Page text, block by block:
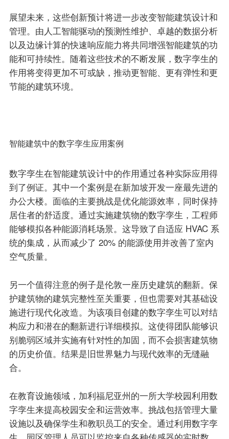
展望未来，这些创新预计将进一步改变智能建筑设计和
管理。由人工智能驱动的预测性维护、卓越的数据分析
以及边缘计算的快速响应能力将共同增强智能建筑的功
能和可持续性。随着这些技术的不断发展，数字孪生的
作用将变得更加不可或缺，推动更智能、更有弹性和更
节能的建筑环境。
智能建筑中的数字孪生应用案例
数字孪生在智能建筑设计中的作用通过各种实际应用得
到了例证。其中一个案例是在新加坡开发一座最先进的
办公大楼。面临的主要挑战是优化能源效率，同时保持
居住者的舒适度。通过实施建筑物的数字孪生，工程师
能够模拟各种能源消耗场景。这导致了自适应 HVAC 系
统的集成，从而减少了 20% 的能源使用并改善了室内
空气质量。
另一个值得注意的例子是伦敦一座历史建筑的翻新。保
护建筑物的建筑完整性至关重要，但也需要对其基础设
施进行现代化改造。为该项目创建的数字孪生可以对结
构应力和潜在的翻新进行详细模拟。这使得团队能够识
别脆弱区域并实施有针对性的加固，而不会损害建筑物
的历史价值。结果是旧世界魅力与现代效率的无缝融
合。
在教育设施领域，加利福尼亚州的一所大学校园利用数
字孪生来提高校园安全和运营效率。挑战包括管理大量
设施以及确保学生和教职员工的安全。通过利用数字孪